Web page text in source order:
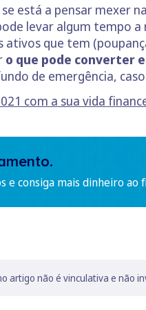
se está a pensar mexer
levar algum tempo
que tem
o que pode converter
de emergência,
com a sua vida
e consiga mais dinheiro ao
artigo não é vinculativa e não